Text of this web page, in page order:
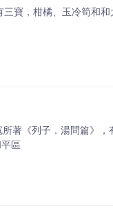
寶，柑橘、玉冷筍和
著《列子．湯問篇》
區